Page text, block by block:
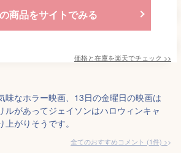
商品をサイトでみる
価格と在庫を楽天でチェック >>
味なホラー映画、13日の金曜日の映画は
ルがあってジェイソンはハロウィンキャ
がりそうです。
全てのおすすめコメント (1件) >